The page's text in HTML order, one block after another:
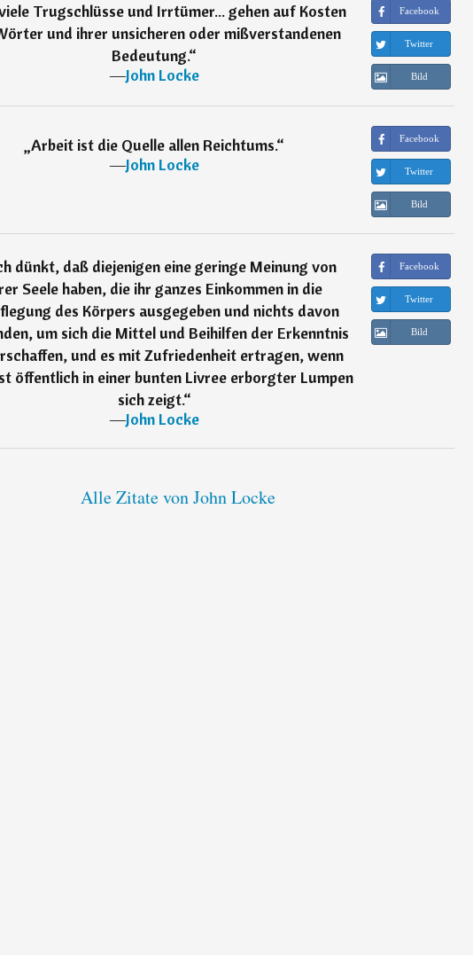
Trugschlüsse und Irrtümer... gehen auf Kosten
und ihrer unsicheren oder mißverstandenen
Bedeutung.“
―John Locke
Facebook
Twitter
Bild
„Arbeit ist die Quelle allen Reichtums.“
―John Locke
Facebook
Twitter
Bild
dünkt, daß diejenigen eine geringe Meinung von
Seele haben, die ihr ganzes Einkommen in die
des Körpers ausgegeben und nichts davon
um sich die Mittel und Beihilfen der Erkenntnis
und es mit Zufriedenheit ertragen, wenn
öffentlich in einer bunten Livree erborgter Lumpen
sich zeigt.“
―John Locke
Facebook
Twitter
Bild
Alle Zitate von John Locke